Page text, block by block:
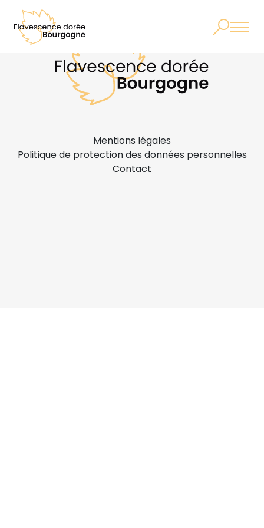
Mentions légales
Politique de protection des données personnelles
Contact